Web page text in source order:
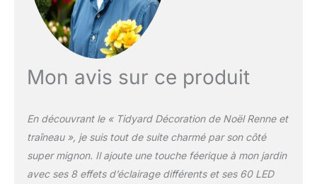
Mon avis sur ce produit
En découvrant le « Tidyard Décoration de Noël Renne et
traîneau », je suis tout de suite charmé par son côté
super mignon. Il ajoute une touche féerique à mon jardin
avec ses 8 effets d’éclairage différents et ses 60 LED